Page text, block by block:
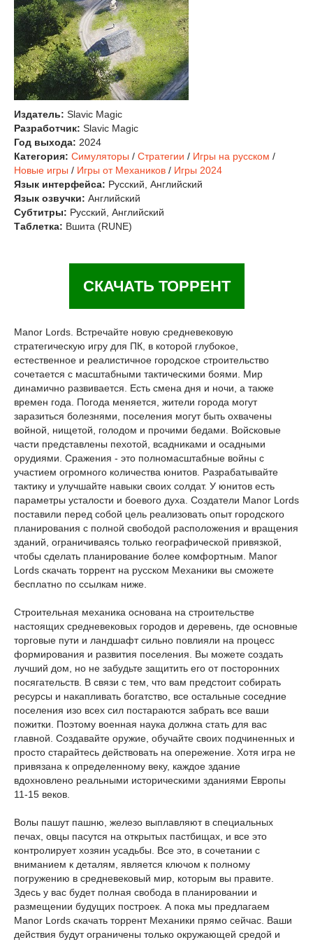
Издатель: Slavic Magic
Разработчик: Slavic Magic
Год выхода: 2024
Категория: Симуляторы / Стратегии / Игры на русском /
Новые игры / Игры от Механиков / Игры 2024
Язык интерфейса: Русский, Английский
Язык озвучки: Английский
Субтитры: Русский, Английский
Таблетка: Вшита (RUNE)
СКАЧАТЬ ТОРРЕНТ
Manor Lords. Встречайте новую средневековую
стратегическую игру для ПК, в которой глубокое,
естественное и реалистичное городское строительство
сочетается с масштабными тактическими боями. Мир
динамично развивается. Есть смена дня и ночи, а также
времен года. Погода меняется, жители города могут
заразиться болезнями, поселения могут быть охвачены
войной, нищетой, голодом и прочими бедами. Войсковые
части представлены пехотой, всадниками и осадными
орудиями. Сражения - это полномасштабные войны с
участием огромного количества юнитов. Разрабатывайте
тактику и улучшайте навыки своих солдат. У юнитов есть
параметры усталости и боевого духа. Создатели Manor Lords
поставили перед собой цель реализовать опыт городского
планирования с полной свободой расположения и вращения
зданий, ограничиваясь только географической привязкой,
чтобы сделать планирование более комфортным. Manor
Lords скачать торрент на русском Механики вы сможете
бесплатно по ссылкам ниже.
Строительная механика основана на строительстве
настоящих средневековых городов и деревень, где основные
торговые пути и ландшафт сильно повлияли на процесс
формирования и развития поселения. Вы можете создать
лучший дом, но не забудьте защитить его от посторонних
посягательств. В связи с тем, что вам предстоит собирать
ресурсы и накапливать богатство, все остальные соседние
поселения изо всех сил постараются забрать все ваши
пожитки. Поэтому военная наука должна стать для вас
главной. Создавайте оружие, обучайте своих подчиненных и
просто старайтесь действовать на опережение. Хотя игра не
привязана к определенному веку, каждое здание
вдохновлено реальными историческими зданиями Европы
11-15 веков.
Волы пашут пашню, железо выплавляют в специальных
печах, овцы пасутся на открытых пастбищах, и все это
контролирует хозяин усадьбы. Все это, в сочетании с
вниманием к деталям, является ключом к полному
погружению в средневековый мир, которым вы правите.
Здесь у вас будет полная свобода в планировании и
размещении будущих построек. А пока мы предлагаем
Manor Lords скачать торрент Механики прямо сейчас. Ваши
действия будут ограничены только окружающей средой и